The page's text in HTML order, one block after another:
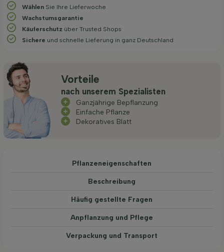
Wählen Sie Ihre Lieferwoche
Wachstums­garantie
Käuferschutz über Trusted Shops
Sichere und schnelle Lieferung in ganz Deutschland
Vorteile
nach unserem Spezialisten
Ganzjährige Bepflanzung
Einfache Pflanze
Dekoratives Blatt
Pflanzeneigenschaften
Beschreibung
Häufig gestellte Fragen
Anpflanzung und Pflege
Verpackung und Transport